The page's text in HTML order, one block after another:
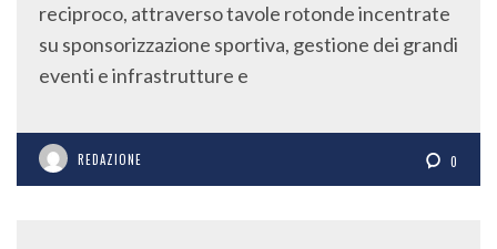
reciproco, attraverso tavole rotonde incentrate
su sponsorizzazione sportiva, gestione dei grandi
eventi e infrastrutture e
REDAZIONE 0